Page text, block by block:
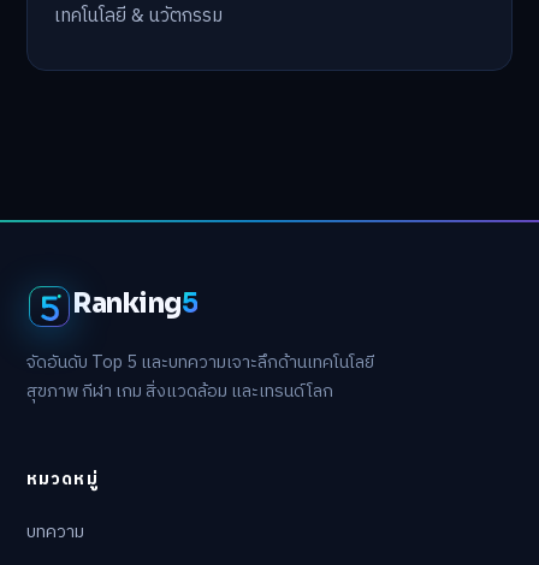
เทคโนโลยี & นวัตกรรม
Ranking5
จัดอันดับ Top 5 และบทความเจาะลึกด้านเทคโนโลยี
สุขภาพ กีฬา เกม สิ่งแวดล้อม และเทรนด์โลก
หมวดหมู่
บทความ